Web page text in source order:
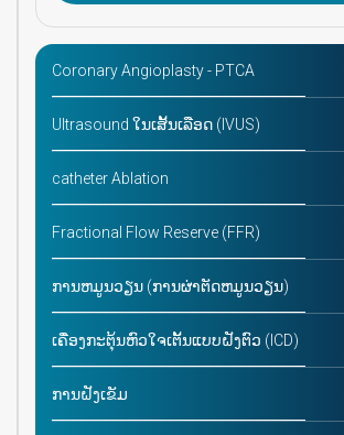
Coronary Angioplasty - PTCA
Ultrasound ໃນເສັ້ນເລືອດ (IVUS)
catheter Ablation
Fractional Flow Reserve (FFR)
ການຫມູນວຽນ (ການຜ່າຕັດຫມູນວຽນ)
ເຄື່ອງກະຕຸ້ນຫົວໃຈເຕັ້ນແບບຝັງຕົວ (ICD)
ການຝັງເຂັມ